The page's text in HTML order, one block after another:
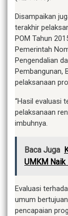
Disampaikan
terakhir
POM Tahun
Pemerintah
Pengendalian
Pembangunan,
pelaksanaan
“Hasil evaluasi
pelaksanaan
imbuhnya.
Baca Juga
UMKM Naik
Evaluasi
umum
pencapaian